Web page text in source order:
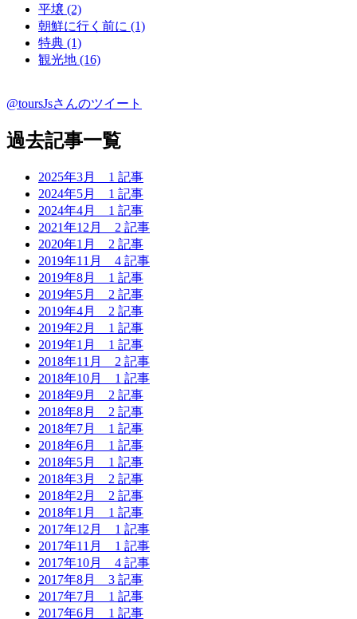
平壌 (2)
朝鮮に行く前に (1)
特典 (1)
観光地 (16)
@toursJsさんのツイート
過去記事一覧
2025年3月 1 記事
2024年5月 1 記事
2024年4月 1 記事
2021年12月 2 記事
2020年1月 2 記事
2019年11月 4 記事
2019年8月 1 記事
2019年5月 2 記事
2019年4月 2 記事
2019年2月 1 記事
2019年1月 1 記事
2018年11月 2 記事
2018年10月 1 記事
2018年9月 2 記事
2018年8月 2 記事
2018年7月 1 記事
2018年6月 1 記事
2018年5月 1 記事
2018年3月 2 記事
2018年2月 2 記事
2018年1月 1 記事
2017年12月 1 記事
2017年11月 1 記事
2017年10月 4 記事
2017年8月 3 記事
2017年7月 1 記事
2017年6月 1 記事